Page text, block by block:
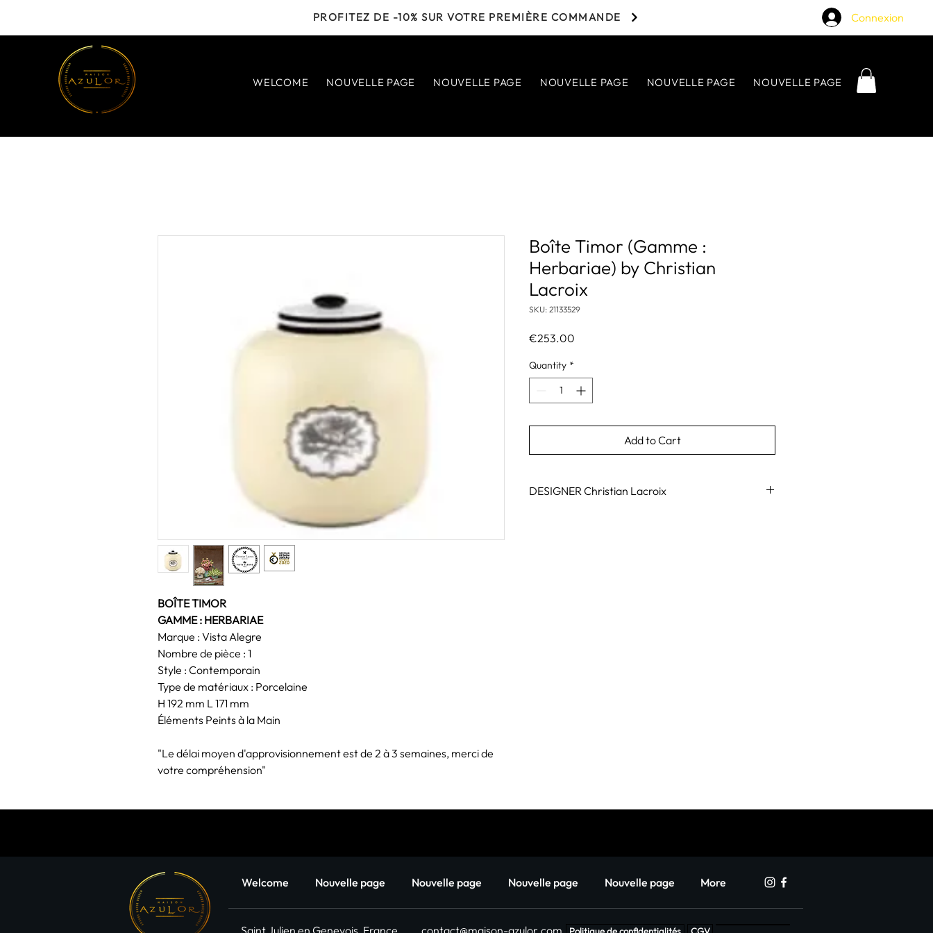
PROFITEZ DE -10% SUR VOTRE PREMIÈRE COMMANDE Connexion
WELCOME NOUVELLE PAGE NOUVELLE PAGE NOUVELLE PAGE NOUVELLE PAGE NOUVELLE PAGE NOUVELLE
BOÎTE TIMOR
GAMME : HERBARIAE
Marque : Vista Alegre
Nombre de pièce : 1
Style : Contemporain
Type de matériaux : Porcelaine
H 192 mm L 171 mm
Éléments Peints à la Main
"Le délai moyen d'approvisionnement est de 2 à 3 semaines, merci de
votre compréhension"
Boîte Timor (Gamme :
Herbariae) by Christian
Lacroix
SKU: 21133529
€253.00
Quantity *
Add to Cart
DESIGNER Christian Lacroix
Welcome Nouvelle page Nouvelle page Nouvelle page Nouvelle page More
Saint Julien en Genevois, France contact@maison-azulor.com